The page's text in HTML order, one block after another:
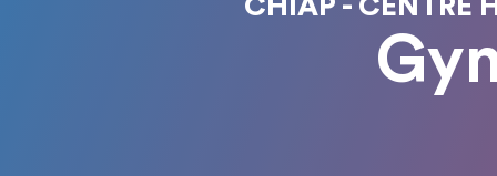
CHIAP - CENTRE